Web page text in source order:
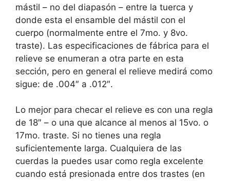
mástil – no del diapasón – entre la tuerca y
donde esta el ensamble del mástil con el
cuerpo (normalmente entre el 7mo. y 8vo.
traste). Las especificaciones de fábrica para el
relieve se enumeran a otra parte en esta
sección, pero en general el relieve medirá como
sigue: de .004″ a .012″.
Lo mejor para checar el relieve es con una regla
de 18″ – o una que alcance al menos al 15vo. o
17mo. traste. Si no tienes una regla
suficientemente larga. Cualquiera de las
cuerdas la puedes usar como regla excelente
cuando está presionada entre dos trastes (en